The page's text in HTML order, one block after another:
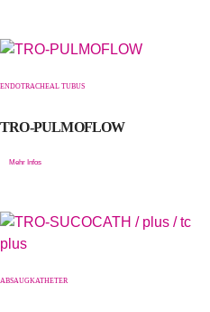
ENDOTRACHEAL TUBUS
TRO-PULMOFLOW
Mehr Infos
ABSAUGKATHETER